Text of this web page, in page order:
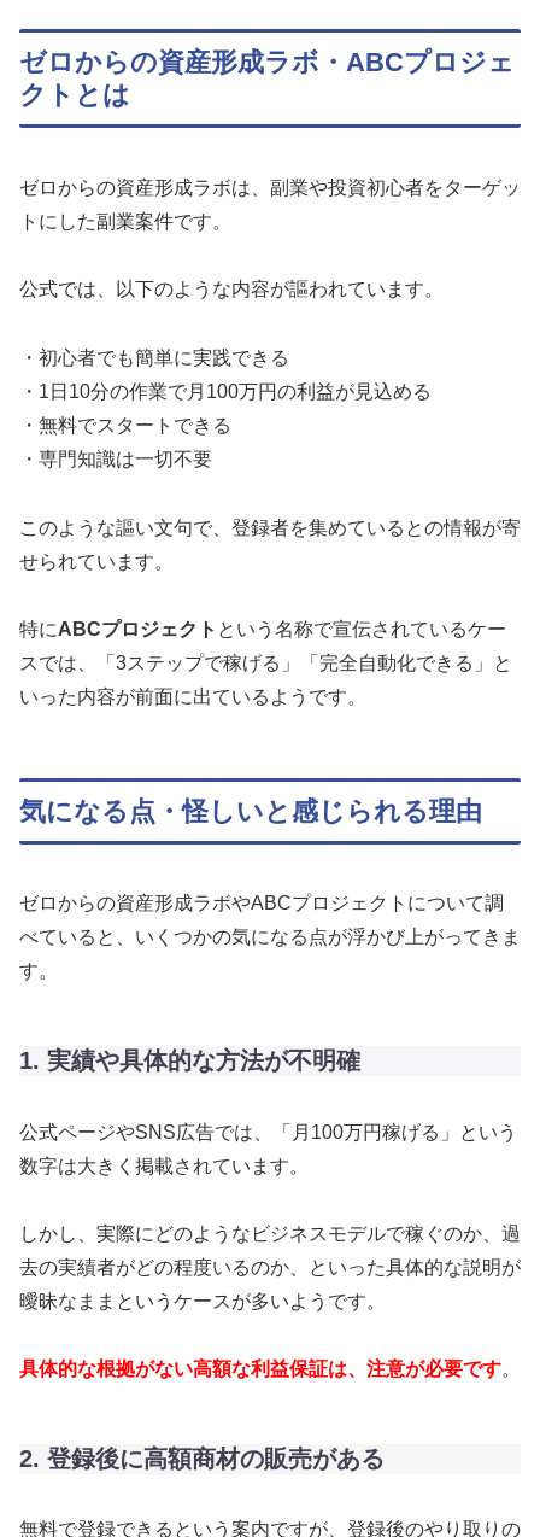
ゼロからの資産形成ラボ・ABCプロジェ
クトとは
ゼロからの資産形成ラボは、副業や投資初心者をターゲッ
トにした副業案件です。
公式では、以下のような内容が謳われています。
・初心者でも簡単に実践できる
・1日10分の作業で月100万円の利益が見込める
・無料でスタートできる
・専門知識は一切不要
このような謳い文句で、登録者を集めているとの情報が寄
せられています。
特にABCプロジェクト という名称で宣伝されているケー
スでは、「3ステップで稼げる」「完全自動化できる」と
いった内容が前面に出ているようです。
気になる点・怪しいと感じられる理由
ゼロからの資産形成ラボやABCプロジェクトについて調
べていると、いくつかの気になる点が浮かび上がってきま
す。
1. 実績や具体的な方法が不明確
公式ページやSNS広告では、「月100万円稼げる」という
数字は大きく掲載されています。
しかし、実際にどのようなビジネスモデルで稼ぐのか、過
去の実績者がどの程度いるのか、といった具体的な説明が
曖昧なままというケースが多いようです。
具体的な根拠がない高額な利益保証は、注意が必要です。
2. 登録後に高額商材の販売がある
無料で登録できるという案内ですが、登録後のやり取りの